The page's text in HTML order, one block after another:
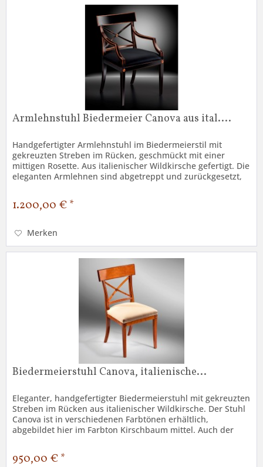
Armlehnstuhl Biedermeier Canova aus ital....
Handgefertigter Armlehnstuhl im Biedermeierstil mit
gekreuzten Streben im Rücken, geschmückt mit einer
mittigen Rosette. Aus italienischer Wildkirsche gefertigt. Die
eleganten Armlehnen sind abgetreppt und zurückgesetzt,
1.200,00 € *
Merken
Biedermeierstuhl Canova, italienische...
Eleganter, handgefertigter Biedermeierstuhl mit gekreuzten
Streben im Rücken aus italienischer Wildkirsche. Der Stuhl
Canova ist in verschiedenen Farbtönen erhältlich,
abgebildet hier im Farbton Kirschbaum mittel. Auch der
950,00 € *